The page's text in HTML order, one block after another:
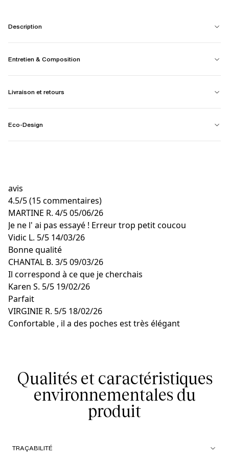
Description
Entretien & Composition
Livraison et retours
Eco-Design
avis
4.5/5(15 commentaires)
MARTINE R. 4/505/06/26
Je ne l' ai pas essayé ! Erreur trop petit coucou
Vidic L. 5/5 14/03/26
Bonne qualité
CHANTAL B. 3/509/03/26
Il correspond à ce que je cherchais
Karen S. 5/5 19/02/26
Parfait
VIRGINIE R. 5/5 18/02/26
Confortable , il a des poches est très élégant
Qualités et caractéristiques
environnementales du
produit
TRAÇABILITÉ